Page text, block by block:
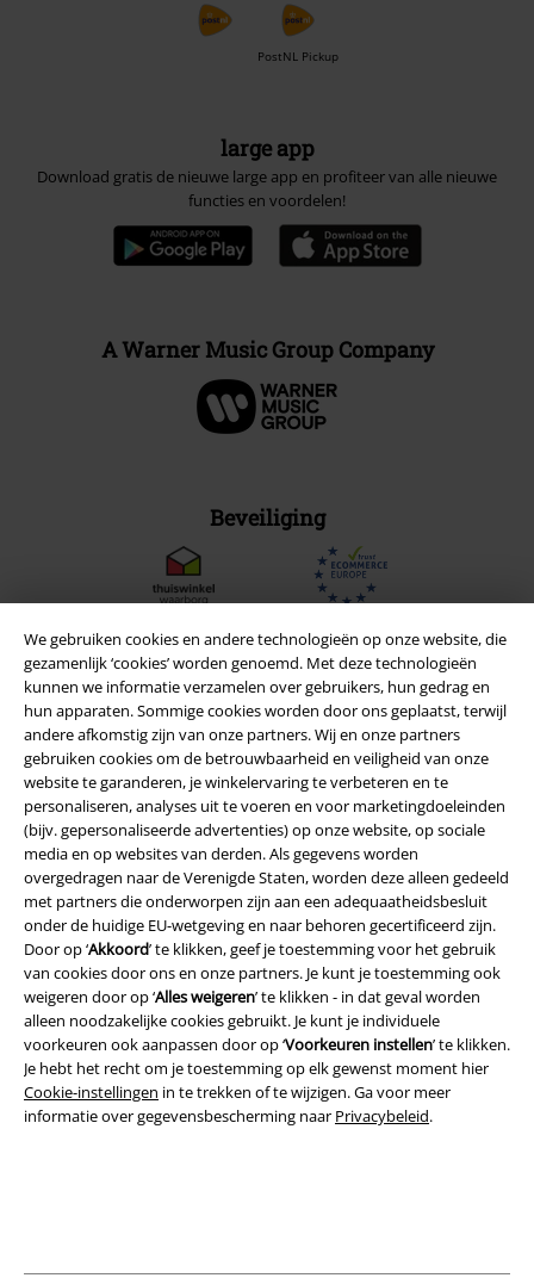
We gebruiken cookies en andere technologieën op onze website, die
gezamenlijk ‘cookies’ worden genoemd. Met deze technologieën
kunnen we informatie verzamelen over gebruikers, hun gedrag en
hun apparaten. Sommige cookies worden door ons geplaatst, terwijl
andere afkomstig zijn van onze partners. Wij en onze partners
gebruiken cookies om de betrouwbaarheid en veiligheid van onze
website te garanderen, je winkelervaring te verbeteren en te
personaliseren, analyses uit te voeren en voor marketingdoeleinden
(bijv. gepersonaliseerde advertenties) op onze website, op sociale
media en op websites van derden. Als gegevens worden
overgedragen naar de Verenigde Staten, worden deze alleen gedeeld
met partners die onderworpen zijn aan een adequaatheidsbesluit
onder de huidige EU-wetgeving en naar behoren gecertificeerd zijn.
Door op ‘Akkoord’ te klikken, geef je toestemming voor het gebruik
van cookies door ons en onze partners. Je kunt je toestemming ook
weigeren door op ‘Alles weigeren’ te klikken - in dat geval worden
alleen noodzakelijke cookies gebruikt. Je kunt je individuele
voorkeuren ook aanpassen door op ‘Voorkeuren instellen’ te klikken.
Je hebt het recht om je toestemming op elk gewenst moment hier
Cookie-instellingen in te trekken of te wijzigen. Ga voor meer
informatie over gegevensbescherming naar Privacybeleid.
PostNL Pickup
large app
Download gratis de nieuwe large app en profiteer van alle nieuwe
functies en voordelen!
A Warner Music Group Company
Beveiliging
Legal
Algemene Voorwaarden
Bedrijfsgegevens
Privacyverklaring
Verklaring van conformiteit
Informatie over toegankelijkheid